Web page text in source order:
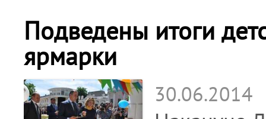
Подведены итоги
ярмарки
30.06.2014